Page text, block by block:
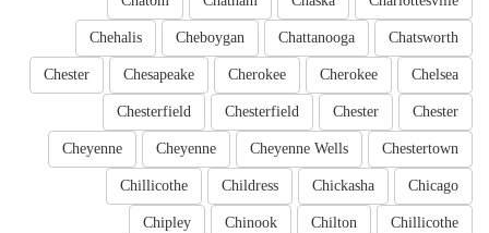
Chatsworth
Chattanooga
Cheboygan
Chehalis
Chelsea
Cherokee
Cherokee
Chesapeake
Chester
Chester
Chester
Chesterfield
Chesterfield
Chestertown
Cheyenne Wells
Cheyenne
Cheyenne
Chicago
Chickasha
Childress
Chillicothe
Chillicothe
Chilton
Chinook
Chipley